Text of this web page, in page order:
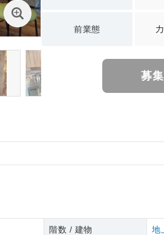
前業態 カ
募
階数 / 建物 地